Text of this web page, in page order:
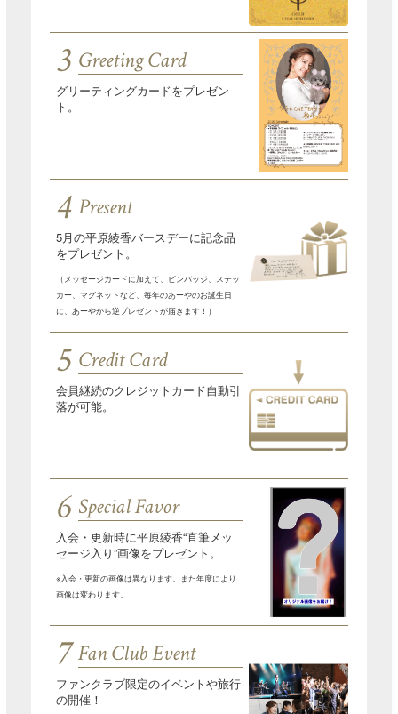
3 Greeting Card
グリーティングカードをプレゼン
ト。
4 Present
5月の平原綾香バースデーに記念品
をプレゼント。
（メッセージカードに加えて、ピンバッジ、ステッ
カー、マグネットなど、毎年のあーやのお誕生日
に、あーやから逆プレゼントが届きます！）
5 Credit Card
会員継続のクレジットカード自動引
落が可能。
6 Special Favor
入会・更新時に平原綾香“直筆メッ
セージ入り”画像をプレゼント。
※入会・更新の画像は異なります。また年度により
画像は変わります。
7 Fan Club Event
ファンクラブ限定のイベントや旅行
の開催！